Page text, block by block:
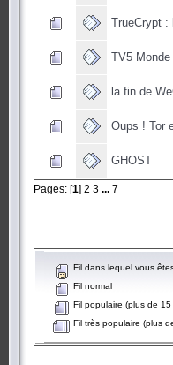
TrueCrypt :
TV5
la fin de
Oups ! Tor
GHOST
Pages: [1] 2 3 ... 7
Fil dans lequel vous
Fil normal
Fil populaire (plus de
Fil très populaire (plus